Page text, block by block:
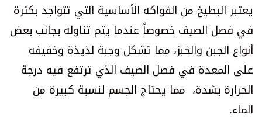
يعتبر البطيخ من الفواكه الأساسية التي تتواجد بكثرة
في فصل الصيف خصوصاً عندما يتم تناوله بجانب بعض
أنواع الجبن والخبز، مما تشكل وجبة لذيذة وخفيفه
على المعدة في فصل الصيف الذي ترتفع فيه درجة
الحرارة بشدة، مما يحتاج الجسم لنسبة كبيرة من
الماء.